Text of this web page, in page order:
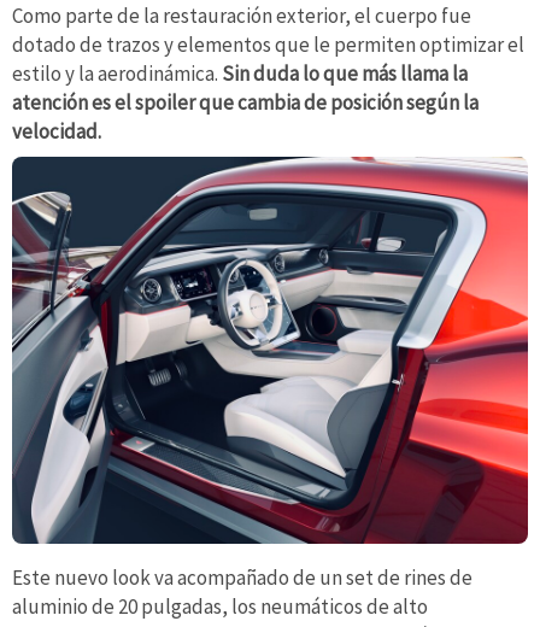
Como parte de la restauración exterior, el cuerpo fue
dotado de trazos y elementos que le permiten optimizar el
estilo y la aerodinámica. Sin duda lo que más llama la
atención es el spoiler que cambia de posición según la
velocidad.
Este nuevo look va acompañado de un set de rines de
aluminio de 20 pulgadas, los neumáticos de alto